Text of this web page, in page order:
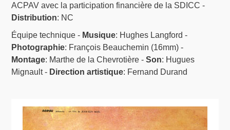
ACPAV avec la participation financière de la SDICC -
Distribution: NC
Équipe technique - Musique: Hughes Langford -
Photographie: François Beauchemin (16mm) -
Montage: Marthe de la Chevrotière -Son: Hugues
Mignault - Direction artistique: Fernand Durand